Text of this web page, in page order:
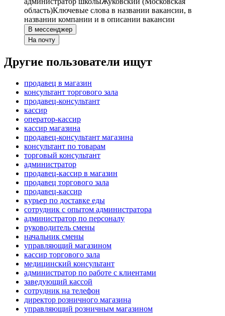
область)Ключевые слова в названии вакансии, в
названии компании и в описании вакансии
В мессенджер
На почту
Другие пользователи ищут
продавец в магазин
консультант торгового зала
продавец-консультант
кассир
оператор-кассир
кассир магазина
продавец-консультант магазина
консультант по товарам
торговый консультант
администратор
продавец-кассир в магазин
продавец торгового зала
продавец-кассир
курьер по доставке еды
сотрудник с опытом администратора
администратор по персоналу
руководитель смены
начальник смены
управляющий магазином
кассир торгового зала
медицинский консультант
администратор по работе с клиентами
заведующий кассой
сотрудник на телефон
директор розничного магазина
управляющий розничным магазином